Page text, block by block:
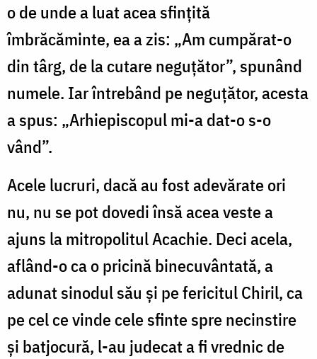
o de unde a luat acea sfințită
îmbrăcăminte, ea a zis: „Am cumpărat-o
din târg, de la cutare neguțător”, spunând
numele. Iar întrebând pe neguțător, acesta
a spus: „Arhiepiscopul mi-a dat-o s-o
vând”.
Acele lucruri, dacă au fost adevărate ori
nu, nu se pot dovedi însă acea veste a
ajuns la mitropolitul Acachie. Deci acela,
aflând-o ca o pricină binecuvântată, a
adunat sinodul său și pe fericitul Chiril, ca
pe cel ce vinde cele sfinte spre necinstire
și batjocură, l-au judecat a fi vrednic de